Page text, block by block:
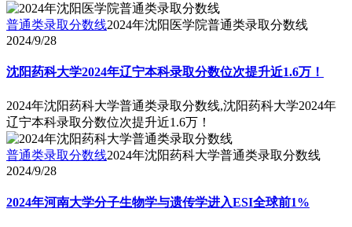
普通类录取分数线2024年沈阳医学院普通类录取分数线
2024/9/28
沈阳药科大学2024年辽宁本科录取分数位次提升近1.6万！
2024年沈阳药科大学普通类录取分数线,沈阳药科大学2024年
辽宁本科录取分数位次提升近1.6万！
普通类录取分数线2024年沈阳药科大学普通类录取分数线
2024/9/28
2024年河南大学分子生物学与遗传学进入ESI全球前1%